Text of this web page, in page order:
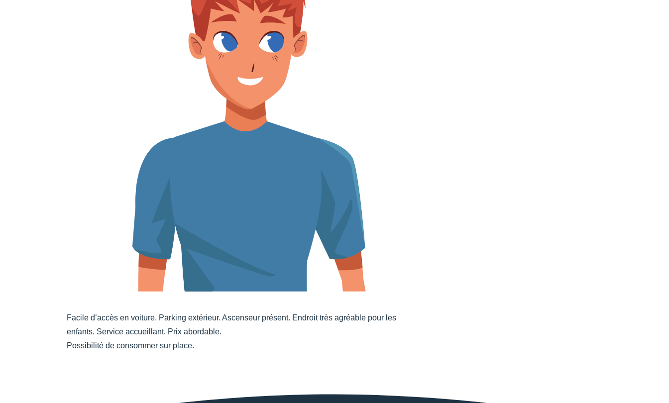
Facile d’accès en voiture. Parking extérieur. Ascenseur présent. Endroit très agréable pour les
enfants. Service accueillant. Prix abordable.
Possibilité de consommer sur place.